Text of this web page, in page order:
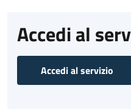
Accedi al
Accedi al servizio